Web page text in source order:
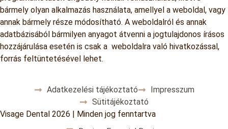
bármely olyan alkalmazás használata, amellyel a weboldal, vagy
annak bármely része módosítható. A weboldalról és annak
adatbázisából bármilyen anyagot átvenni a jogtulajdonos írásos
hozzájárulása esetén is csak a weboldalra való hivatkozással,
forrás feltüntetésével lehet.
Adatkezelési tájékoztató
Impresszum
Sütitájékoztató
Visage Dental 2026 | Minden jog fenntartva